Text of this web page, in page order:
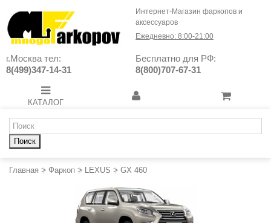
Интернет-Магазин фаркопов и
аксессуаров
Ежедневно: 8:00-21:00
г.Москва тел:
8(499)347-14-31
Бесплатно для РФ:
8(800)707-67-31
КАТАЛОГ
Поиск
Главная > Фаркоп > LEXUS > GX 460